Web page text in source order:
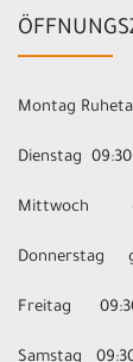
Montag
Dienstag 09:30
Mittwoch
Donnerstag
Freitag 09:30
Samstag